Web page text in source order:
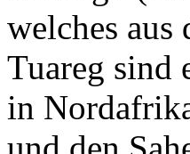
welches
Tuareg sind
in